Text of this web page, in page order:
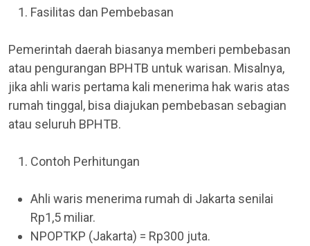
Fasilitas dan Pembebasan
Pemerintah daerah biasanya memberi pembebasan
atau pengurangan BPHTB untuk warisan. Misalnya,
jika ahli waris pertama kali menerima hak waris atas
rumah tinggal, bisa diajukan pembebasan sebagian
atau seluruh BPHTB.
Contoh Perhitungan
Ahli waris menerima rumah di Jakarta senilai
Rp1,5 miliar.
NPOPTKP (Jakarta) = Rp300 juta.